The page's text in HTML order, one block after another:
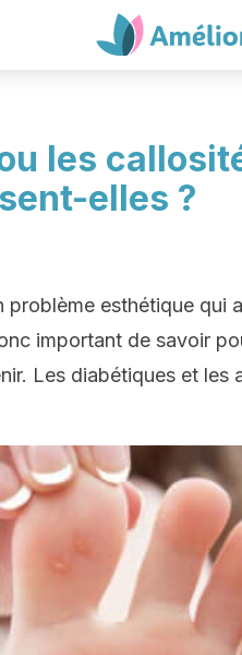
les
elles ?
problème esthétique qui
important de savoir
Les diabétiques et les